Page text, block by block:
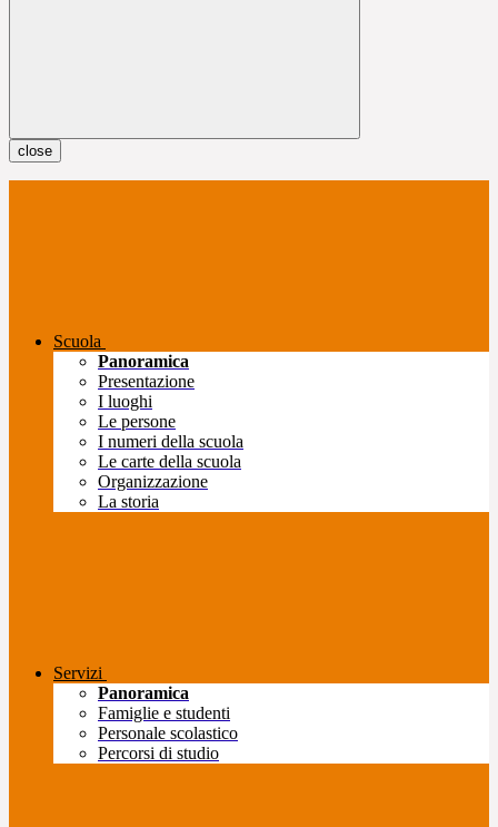
close
Scuola
Panoramica
Presentazione
I luoghi
Le persone
I numeri della scuola
Le carte della scuola
Organizzazione
La storia
Servizi
Panoramica
Famiglie e studenti
Personale scolastico
Percorsi di studio